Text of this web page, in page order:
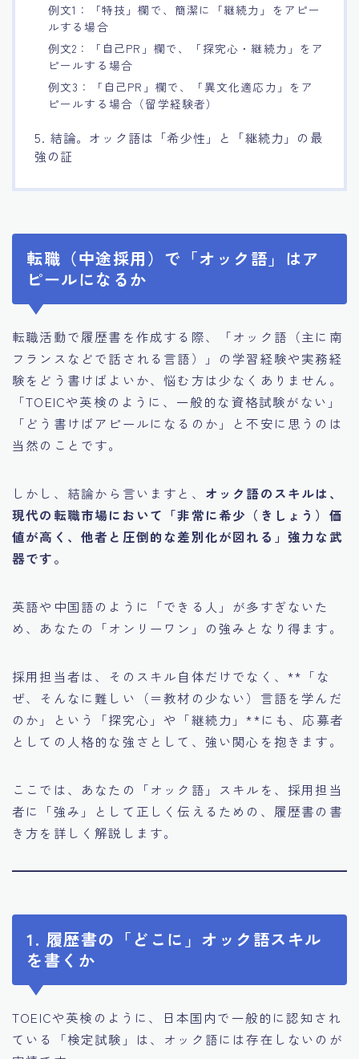
例文1：「特技」欄で、簡潔に「継続力」をアピー
ルする場合
例文2：「自己PR」欄で、「探究心・継続力」をア
ピールする場合
例文3：「自己PR」欄で、「異文化適応力」をア
ピールする場合（留学経験者）
5. 結論。オック語は「希少性」と「継続力」の最
強の証
転職（中途採用）で「オック語」はア
ピールになるか
転職活動で履歴書を作成する際、「オック語（主に南
フランスなどで話される言語）」の学習経験や実務経
験をどう書けばよいか、悩む方は少なくありません。
「TOEICや英検のように、一般的な資格試験がない」
「どう書けばアピールになるのか」と不安に思うのは
当然のことです。
しかし、結論から言いますと、 オック語のスキルは、
現代の転職市場において「非常に希少（きしょう）価
値が高く、他者と圧倒的な差別化が図れる」強力な武
器です。
英語や中国語のように「できる人」が多すぎないた
め、あなたの「オンリーワン」の強みとなり得ます。
採用担当者は、そのスキル自体だけでなく、**「な
ぜ、そんなに難しい（＝教材の少ない）言語を学んだ
のか」という「探究心」や「継続力」**にも、応募者
としての人格的な強さとして、強い関心を抱きます。
ここでは、あなたの「オック語」スキルを、採用担当
者に「強み」として正しく伝えるための、履歴書の書
き方を詳しく解説します。
1. 履歴書の「どこに」オック語スキル
を書くか
TOEICや英検のように、日本国内で一般的に認知され
ている「検定試験」は、オック語には存在しないのが